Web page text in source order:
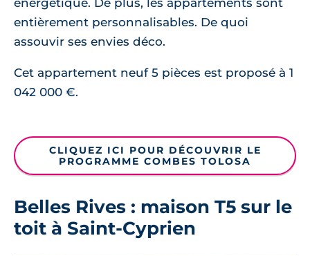
énergétique. De plus, les appartements sont
entièrement personnalisables. De quoi
assouvir ses envies déco.
Cet appartement neuf 5 pièces est proposé à 1
042 000 €.
CLIQUEZ ICI POUR DÉCOUVRIR LE
PROGRAMME COMBES TOLOSA
Belles Rives : maison T5 sur le
toit à Saint-Cyprien